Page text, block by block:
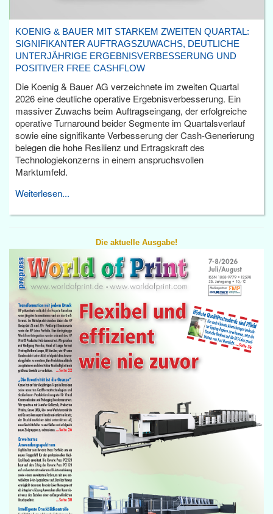
KOENIG & BAUER MIT STARKEM ZWEITEN QUARTAL:
SIGNIFIKANTER AUFTRAGSZUWACHS, DEUTLICHE
UNTERJÄHRIGE ERGEBNISVERBESSERUNG UND
POSITIVER FREE CASHFLOW
Die Koenig & Bauer AG verzeichnete im zweiten Quartal
2026 eine deutliche operative Ergebnisverbesserung. Ein
massiver Zuwachs beim Auftragseingang, der erfolgreiche
operative Turnaround beider Segmente im Quartalsverlauf
sowie eine signifikante Verbesserung der Cash-Generierung
belegen die hohe Resilienz und Ertragskraft des
Technologiekonzerns in einem anspruchsvollen
Marktumfeld.
Weiterlesen...
Die aktuelle Ausgabe!